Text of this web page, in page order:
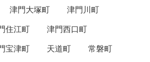
津門大塚町
津門川町
住江町
津門西口町
宝津町 天道町
常磐町